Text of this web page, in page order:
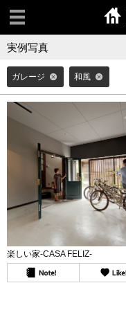
実例写真
ガレージ 和風
楽しい家-CASA FELIZ-